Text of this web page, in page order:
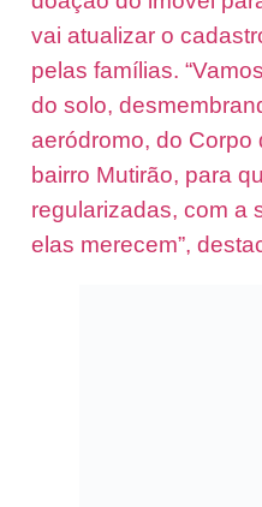
vai atualizar o
pelas famílias.
do solo,
aeródromo, do Corpo
bairro Mutirão, para
regularizadas, com a
elas merecem”,